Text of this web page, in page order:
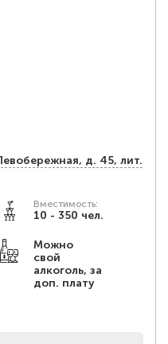
д. 45, лит.
Вместимость:
10 - 350 чел.
Можно
свой
алкоголь, за
доп. плату